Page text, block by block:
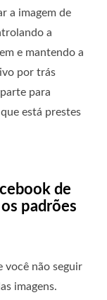
a imagem de
a
e mantendo a
por trás
para
está prestes
de
padrões
você não seguir
imagens.